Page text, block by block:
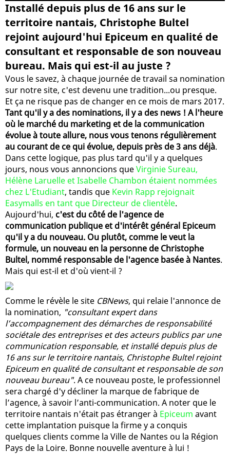
Installé depuis plus de 16 ans sur le
territoire nantais, Christophe Bultel
rejoint aujourd'hui Epiceum en qualité de
consultant et responsable de son nouveau
bureau. Mais qui est-il au juste ?
Vous le savez, à chaque journée de travail sa nomination
sur notre site, c'est devenu une tradition...ou presque.
Et ça ne risque pas de changer en ce mois de mars 2017.
Tant qu'il y a des nominations, il y a des news ! A l'heure
où le marché du marketing et de la communication
évolue à toute allure, nous vous tenons régulièrement
au courant de ce qui évolue, depuis près de 3 ans déjà.
Dans cette logique, pas plus tard qu'il y a quelques
jours, nous vous annoncions queVirginie Sureau,
Hélène Laruelle et Isabelle Chambon étaient nommées
chez L'Etudiant, tandis que Kevin Rapp rejoignait
Easymalls en tant que Directeur de clientèle.
Aujourd'hui, c'est du côté de l'agence de
communication publique et d'intérêt général Epiceum
qu'il y a du nouveau. Ou plutôt, comme le veut la
formule, un nouveau en la personne de Christophe
Bultel, nommé responsable de l'agence basée à Nantes.
Mais qui est-il et d'où vient-il ?
Comme le révèle le site CBNews, qui relaie l'annonce de
la nomination, "consultant expert dans
l’accompagnement des démarches de responsabilité
sociétale des entreprises et des acteurs publics par une
communication responsable, et installé depuis plus de
16 ans sur le territoire nantais, Christophe Bultel rejoint
Epiceum en qualité de consultant et responsable de son
nouveau bureau". A ce nouveau poste, le professionnel
sera chargé d'y décliner la marque de fabrique de
l’agence, à savoir l’anti-communication. A noter que le
territoire nantais n'était pas étranger à Epiceum avant
cette implantation puisque la firme y a conquis
quelques clients comme la Ville de Nantes ou la Région
Pays de la Loire. Bonne nouvelle aventure à lui !